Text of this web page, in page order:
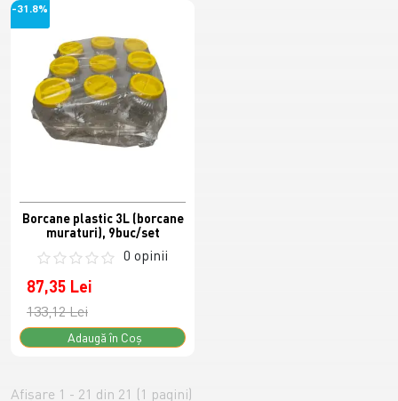
-31.8%
Borcane plastic 3L (borcane
muraturi), 9buc/set
0 opinii
87,35 Lei
133,12 Lei
Adaugă în Coş
Afişare 1 - 21 din 21 (1 pagini)